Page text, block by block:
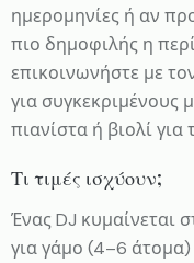
ημερομηνίες ή αν
πιο δημοφιλής η
επικοινωνήστε με
για συγκεκριμένους
πιανίστα ή βιολί
Τι τιμές ισχύουν;
Ένας DJ κυμαίνεται
για γάμο (4–6